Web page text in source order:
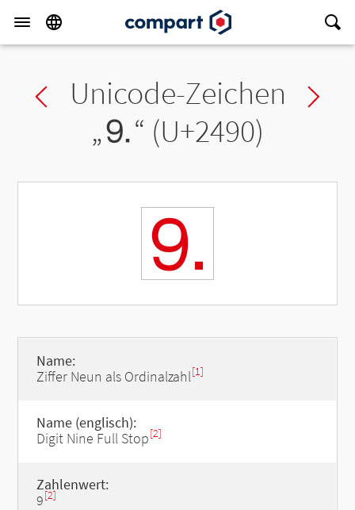
Previous char
Unicode-Zeichen
„⒐“ (U+2490)
⒐
Name:
Ziffer Neun als Ordinalzahl[1]
Name (englisch):
Digit Nine Full Stop[2]
Zahlenwert:
9[2]